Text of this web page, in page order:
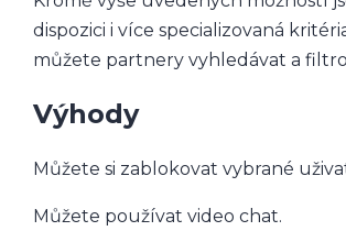
dispozici i více specializovaná
můžete partnery vyhledávat a
Výhody
Můžete si zablokovat vybrané
Můžete používat video chat.